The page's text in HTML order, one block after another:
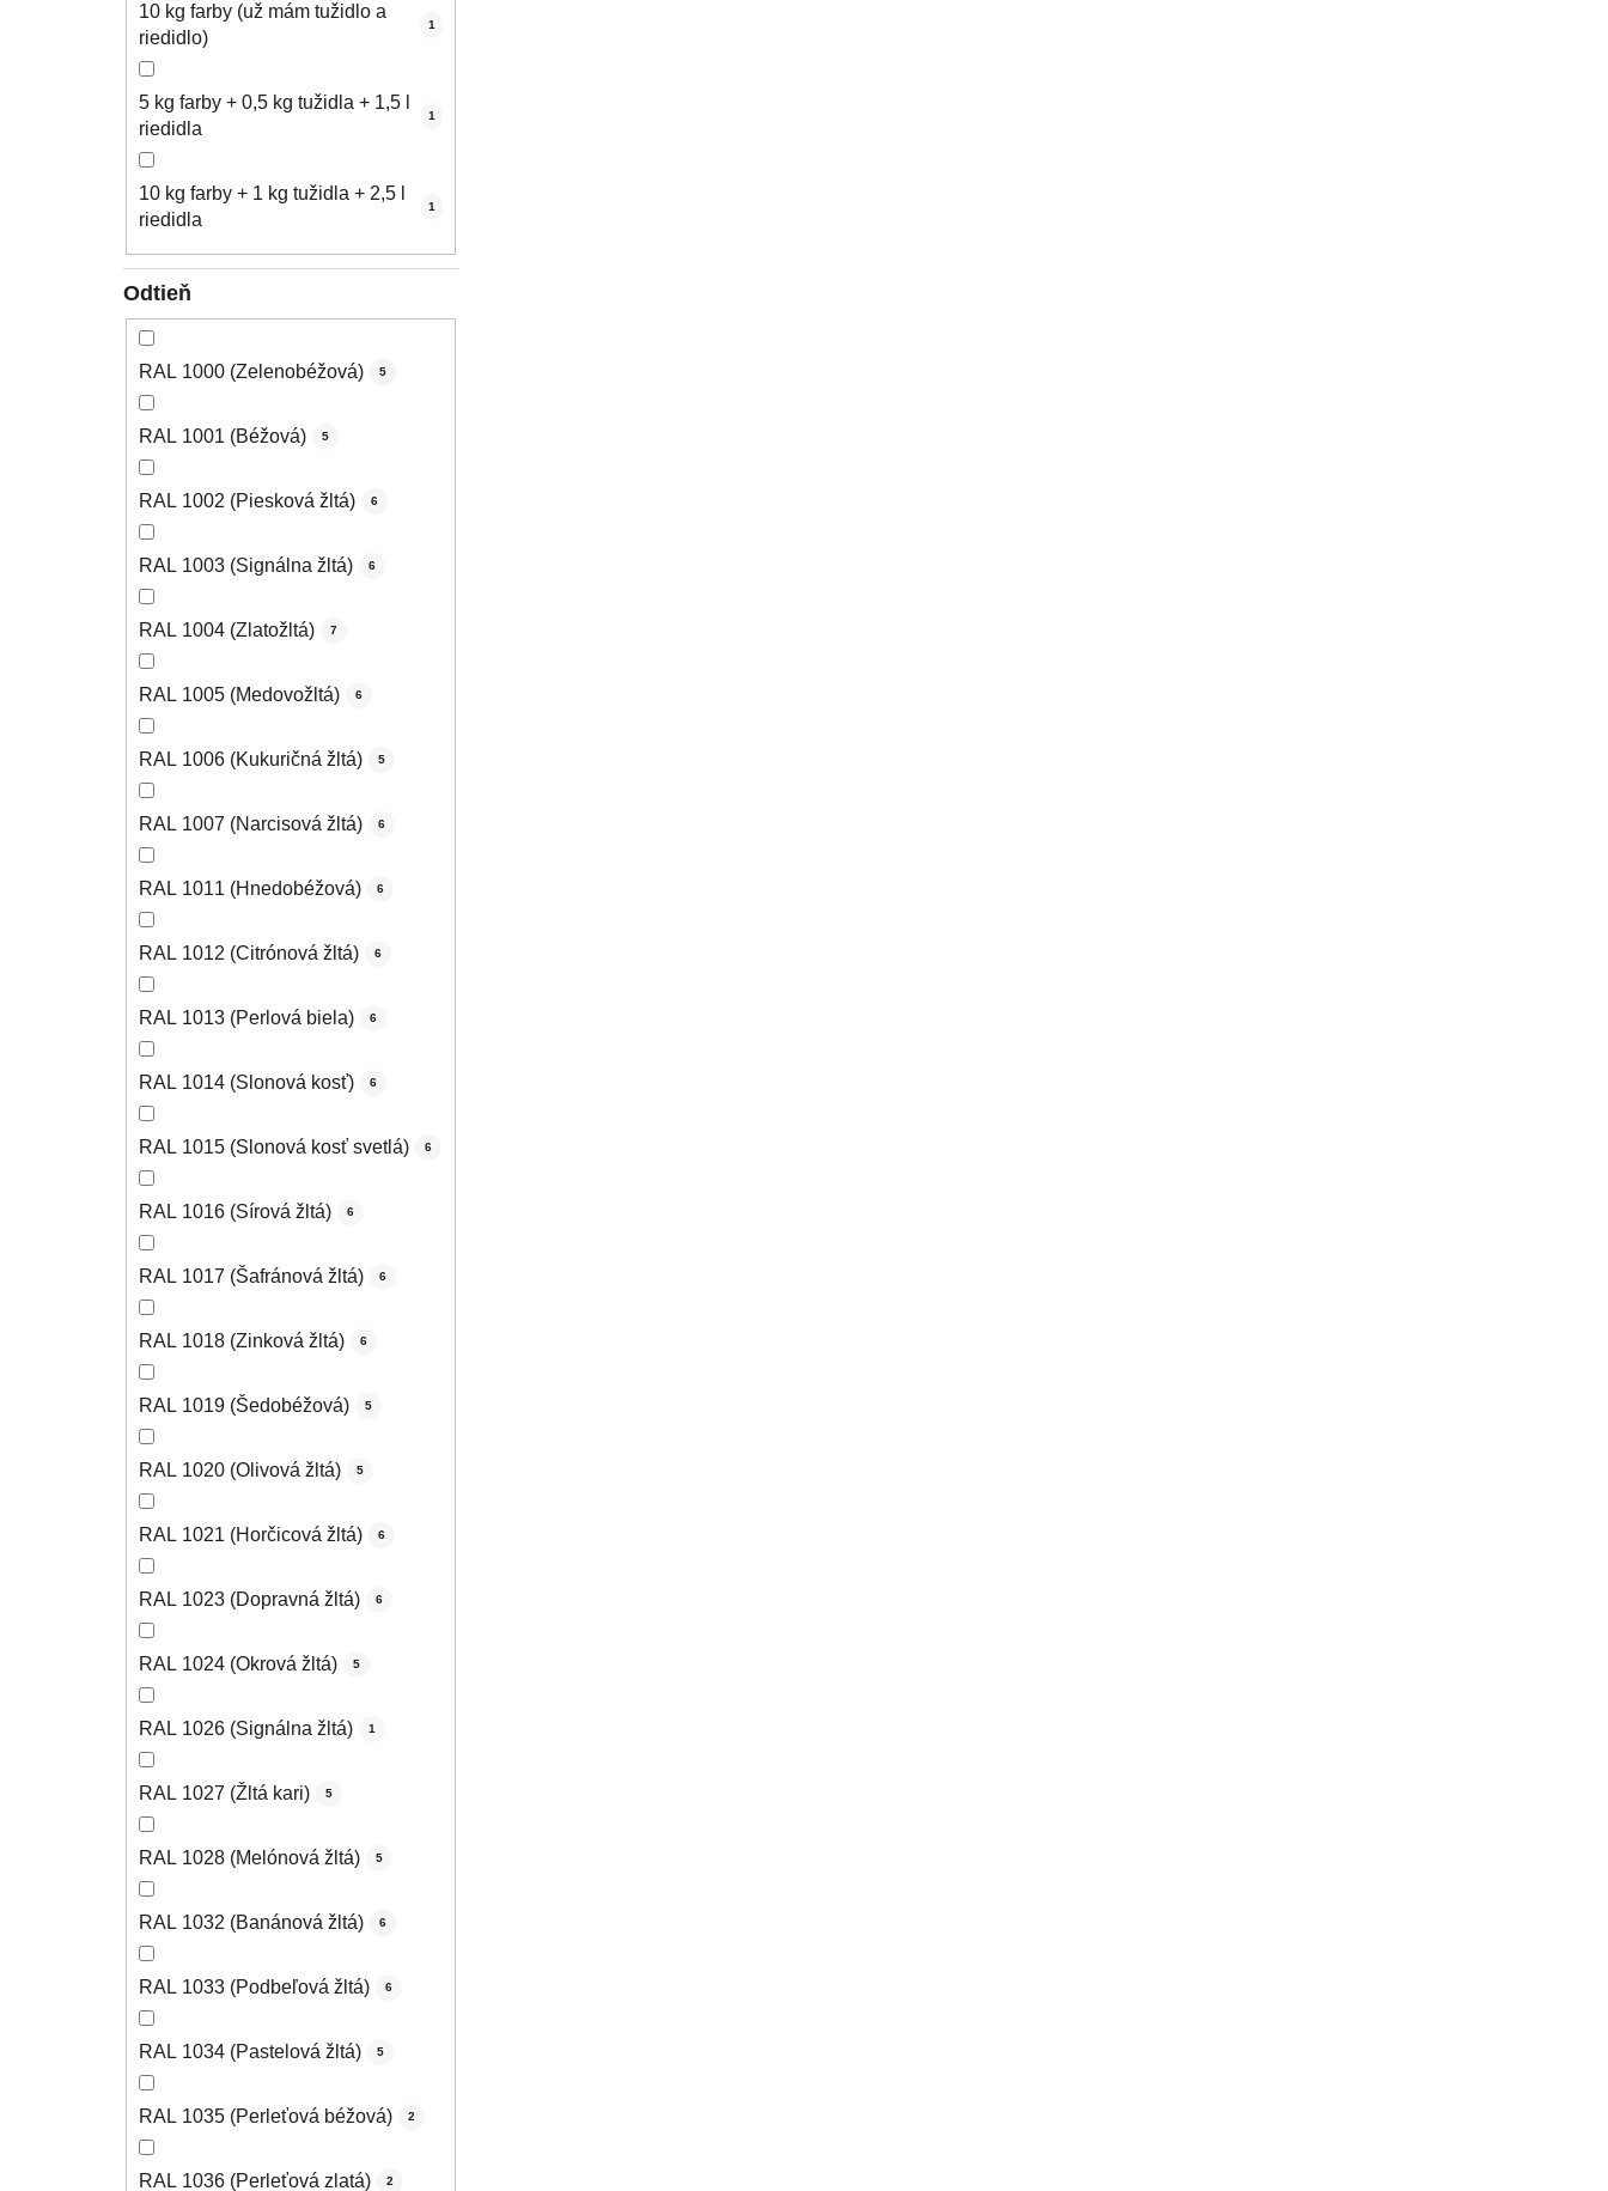
10 kg farby (už mám tužidlo a
riedidlo)
1
5 kg farby + 0,5 kg tužidla + 1,5 l
riedidla
1
10 kg farby + 1 kg tužidla + 2,5 l
riedidla
1
Odtieň
RAL 1000 (Zelenobéžová) 5
RAL 1001 (Béžová) 5
RAL 1002 (Piesková žltá) 6
RAL 1003 (Signálna žltá) 6
RAL 1004 (Zlatožltá) 7
RAL 1005 (Medovožltá) 6
RAL 1006 (Kukuričná žltá) 5
RAL 1007 (Narcisová žltá) 6
RAL 1011 (Hnedobéžová) 6
RAL 1012 (Citrónová žltá) 6
RAL 1013 (Perlová biela) 6
RAL 1014 (Slonová kosť) 6
RAL 1015 (Slonová kosť svetlá) 6
RAL 1016 (Sírová žltá) 6
RAL 1017 (Šafránová žltá) 6
RAL 1018 (Zinková žltá) 6
RAL 1019 (Šedobéžová) 5
RAL 1020 (Olivová žltá) 5
RAL 1021 (Horčicová žltá) 6
RAL 1023 (Dopravná žltá) 6
RAL 1024 (Okrová žltá) 5
RAL 1026 (Signálna žltá) 1
RAL 1027 (Žltá kari) 5
RAL 1028 (Melónová žltá) 5
RAL 1032 (Banánová žltá) 6
RAL 1033 (Podbeľová žltá) 6
RAL 1034 (Pastelová žltá) 5
RAL 1035 (Perleťová béžová) 2
RAL 1036 (Perleťová zlatá) 2